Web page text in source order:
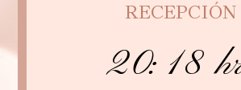
RECEPCIÓN
20:18